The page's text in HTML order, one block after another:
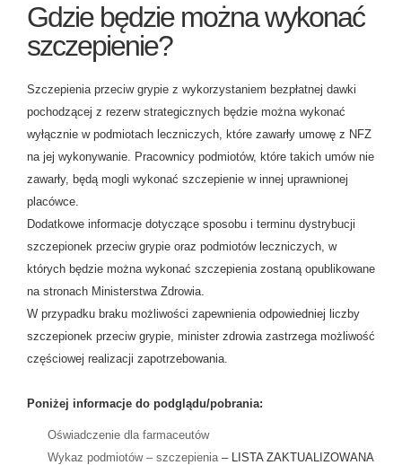
Gdzie będzie można wykonać
szczepienie?
Szczepienia przeciw grypie z wykorzystaniem bezpłatnej dawki
pochodzącej z rezerw strategicznych będzie można wykonać
wyłącznie w podmiotach leczniczych, które zawarły umowę z NFZ
na jej wykonywanie. Pracownicy podmiotów, które takich umów nie
zawarły, będą mogli wykonać szczepienie w innej uprawnionej
placówce.
Dodatkowe informacje dotyczące sposobu i terminu dystrybucji
szczepionek przeciw grypie oraz podmiotów leczniczych, w
których będzie można wykonać szczepienia zostaną opublikowane
na stronach Ministerstwa Zdrowia.
W przypadku braku możliwości zapewnienia odpowiedniej liczby
szczepionek przeciw grypie, minister zdrowia zastrzega możliwość
częściowej realizacji zapotrzebowania.
Poniżej informacje do podglądu/pobrania:
Oświadczenie dla farmaceutów
Wykaz podmiotów – szczepienia– LISTA ZAKTUALIZOWANA